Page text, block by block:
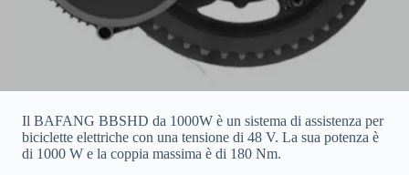
Il BAFANG BBSHD da 1000W è un sistema di assistenza per
biciclette elettriche con una tensione di 48 V. La sua potenza è
di 1000 W e la coppia massima è di 180 Nm.